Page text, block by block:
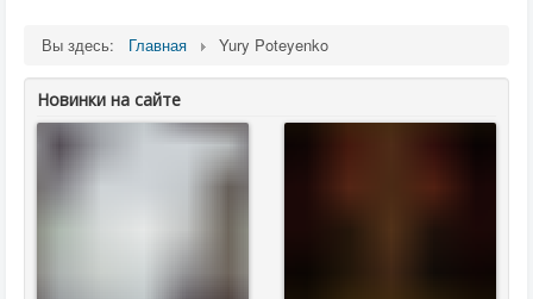
Вы здесь: Главная Yury Poteyenko
Новинки на сайте